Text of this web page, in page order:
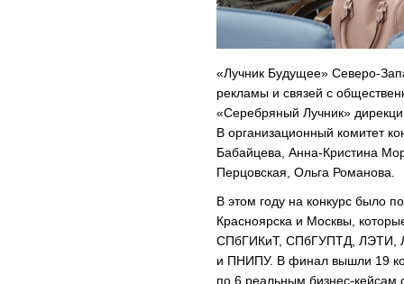
«Лучник Будущее» Северо-
рекламы и связей с
«Серебряный Лучник»
В организационный комитет
Бабайцева, Анна-Кристина
Перцовская, Ольга Романова.
В этом году на конкурс было
Красноярска и Москвы,
СПбГИКиТ, СПбГУПТД, ЛЭТИ,
и ПНИПУ. В финал вышли 19
по 6 реальным бизнес-кейсам